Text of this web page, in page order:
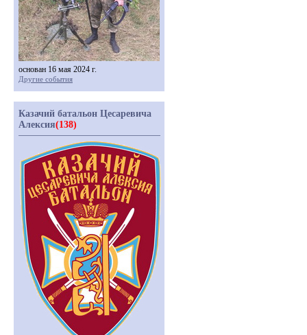
основан 16 мая 2024 г.
Другие события
Казачий батальон Цесаревича
Алексия(138)